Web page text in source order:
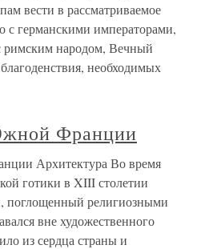
вести в рассматриваемое
с германскими императорами,
римским народом, Вечный
необходимых
Франции
Архитектура Во время
готики в XIII столетии
религиозными
вне художественного
из сердца страны и